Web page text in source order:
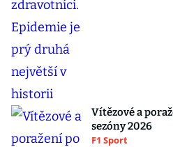
Vítězové a
sezóny 2026
F1 Sport